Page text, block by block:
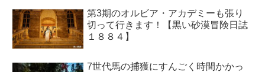
第3期のオルビア・アカデミーも張り
切って行きます！【黒い砂漠冒険日誌
１８８４】
7世代馬の捕獲にすんごく時間かかっ